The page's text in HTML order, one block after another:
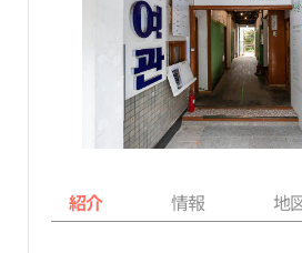
紹介 情報 地